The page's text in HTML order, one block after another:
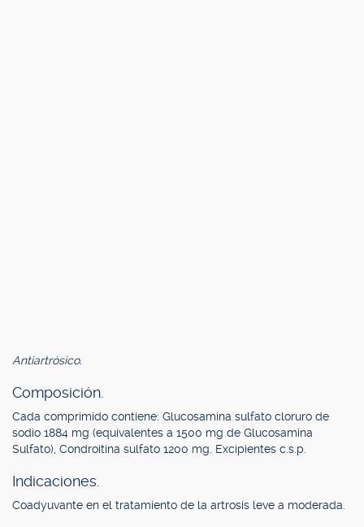
Antiartrósico.
Composición.
Cada comprimido contiene: Glucosamina sulfato cloruro de
sodio 1884 mg (equivalentes a 1500 mg de Glucosamina
Sulfato), Condroitina sulfato 1200 mg. Excipientes c.s.p.
Indicaciones.
Coadyuvante en el tratamiento de la artrosis leve a moderada.